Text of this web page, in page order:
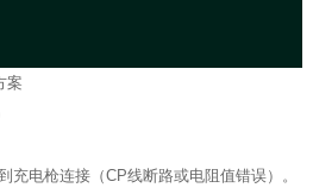
案
电枪连接（CP线断路或电阻值错误）。